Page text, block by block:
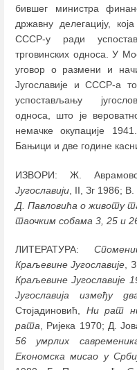
бившег министра
државну делегацију,
СССР-у ради
трговинских односа. У
уговор о размени и
Југославије и СССР-а
успостављању
односа, што је
немачке окупације
Бањици и две године
ИЗВОРИ: Ж.
Југославији , II, Зг 1986;
Д. Павловића о животу
таочким собама 3, 25 и
ЛИТЕРАТУРА:
Краљевине Југославије ,
Краљевине Југославије
Југославија између
Стојадиновић, Ни рат
рата , Ријека 1970; Д.
56 умрлих
Економска мисао у